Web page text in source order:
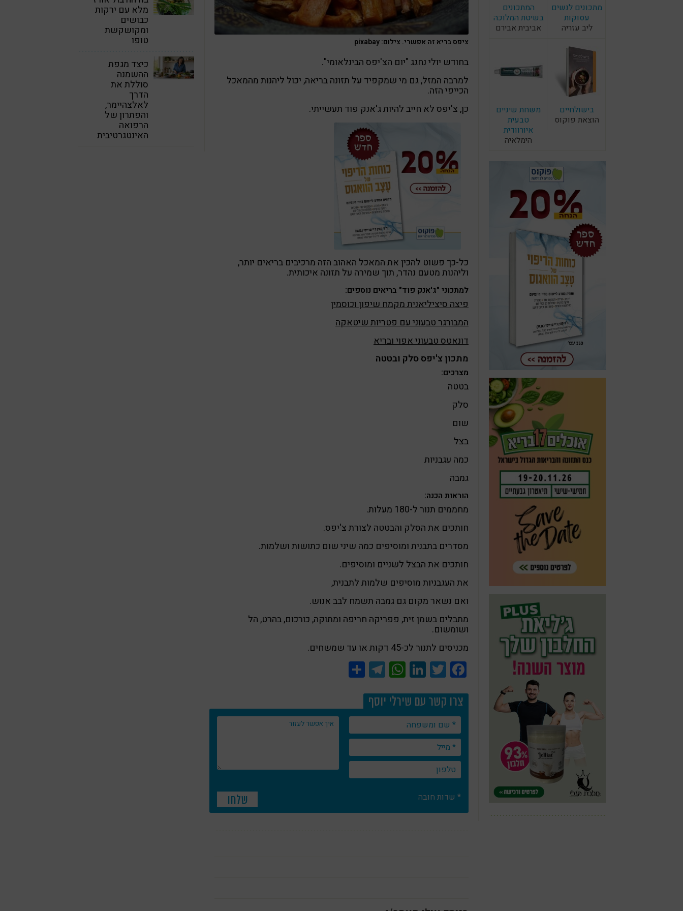
מתכונים לנשים
עסוקות
ליב עזריה
המתכונים
בשיטת המלוכה
אביבית אבירם
בישולחיים
הוצאת פוקוס
משחת שיניים
טבעית
איורוודית
הימלאיה
ציפס בריא זה אפשרי. צילום: pixabay
בחודש יולי נחגג "יום הצ'יפס הבינלאומי".
למרבה המזל, גם מי שמקפיד על תזונה בריאה, יכול ליהנות מהמאכל
הכייפי הזה.
כן, צ'יפס לא חייב להיות ג'אנק פוד תעשייתי.
כל-כך פשוט להכין את המאכל האהוב הזה מרכיבים בריאים יותר,
וליהנות מטעם נהדר, תוך שמירה על תזונה איכותית.
למתכוני "ג'אנק פוד" בריאים נוספים:
פיצה סיציליאנית מקמח שיפון וכוסמין
המבורגר טבעוני עם פטריות שיטאקה
דונאטס טבעוני אפוי ובריא
מתכון צ'יפס סלק ובטטה
מצרכים:
בטטה
סלק
שום
בצל
כמה עגבניות
גמבה
הוראות הכנה:
מחממים תנור ל-180 מעלות.
חותכים את הסלק והבטטה לצורת צ'יפס.
מסדרים בתבנית ומוסיפים כמה שיני שום כתושות ושלמות.
חותכים את הבצל לשניים ומוסיפים.
את העגבניות מוסיפים שלמות לתבנית,
ואם נשאר מקום גם גמבה תשמח לבב אנוש.
מתבלים בשמן זית, פפריקה חריפה ומתוקה, כורכום, בהרט, הל
ושומשום.
מכניסים לתנור לכ-45 דקות או עד שמשחים.
Facebook
Twitter
LinkedIn
WhatsApp
Telegram
צרו קשר עם שירלי יוסף
* שדות חובה
מלא עם ירקות
כבושים
ומקושקשת
טופו
כיצד מגפת
ההשמנה
סוללת את
הדרך
לאלצהיימר,
והפתרון של
הרפואה
האינטגרטיבית